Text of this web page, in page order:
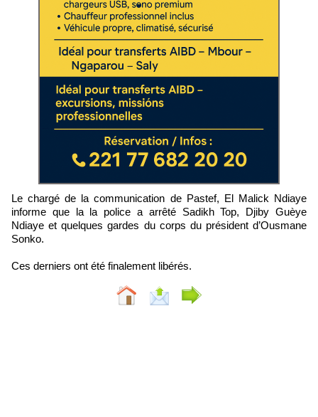
Le chargé de la communication de Pastef, El Malick Ndiaye
informe que la la police a arrêté Sadikh Top, Djiby Guèye
Ndiaye et quelques gardes du corps du président d’Ousmane
Sonko.
Ces derniers ont été finalement libérés.